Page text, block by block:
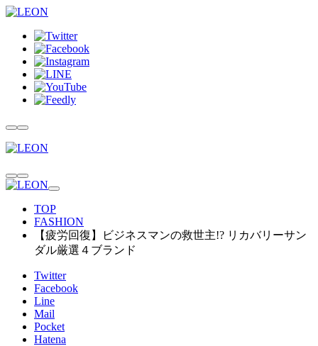
TOP
FASHION
【疲労回復】ビジネスマンの救世主!? リカバリーサン
ダル厳選４ブランド
Twitter
Facebook
Line
Mail
Pocket
Hatena